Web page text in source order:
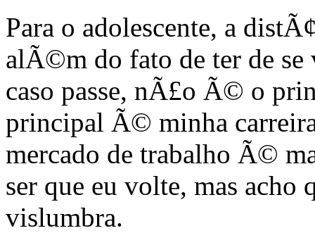
Para o adolescente, a
alÃ©m do fato de ter de se
caso passe, nÃ£o Ã© o
principal Ã© minha
mercado de trabalho Ã©
ser que eu volte, mas
vislumbra.